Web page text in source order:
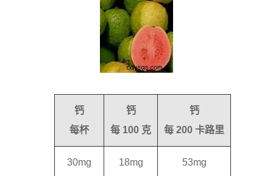
钙
每杯
钙
每 100 克
钙
每 200 卡路里
30mg
18mg
53mg